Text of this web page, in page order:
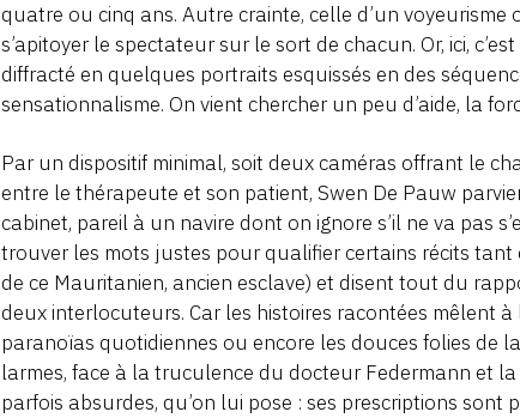
quatre ou cinq ans. Autre crainte, celle d’un voyeurisme
s’apitoyer le spectateur sur le sort de chacun. Or, ici,
diffracté en quelques portraits esquissés en des
sensationnalisme. On vient chercher un peu d’aide, la
Par un dispositif minimal, soit deux caméras offrant le
entre le thérapeute et son patient, Swen De Pauw
cabinet, pareil à un navire dont on ignore s’il ne va pas
trouver les mots justes pour qualifier certains récits tant
de ce Mauritanien, ancien esclave) et disent tout du
deux interlocuteurs. Car les histoires racontées mêlent à
paranoïas quotidiennes ou encore les douces folies de
larmes, face à la truculence du docteur Federmann et
parfois absurdes, qu’on lui pose : ses prescriptions sont